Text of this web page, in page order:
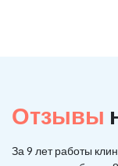
Отзывы
За 9 лет работы